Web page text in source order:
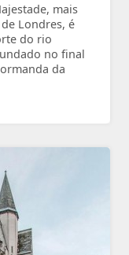
mais
Londres, é
do rio
no final
da